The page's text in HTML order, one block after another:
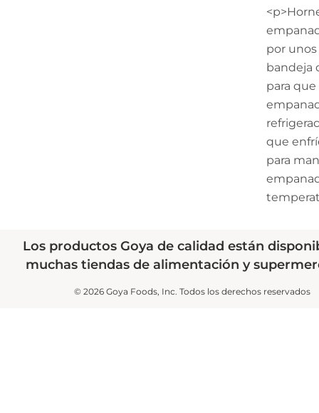
por
bandeja
para que
que
para
Los productos Goya de calidad están
muchas tiendas de alimentación y
© 2026 Goya Foods, Inc. Todos los derechos reservados